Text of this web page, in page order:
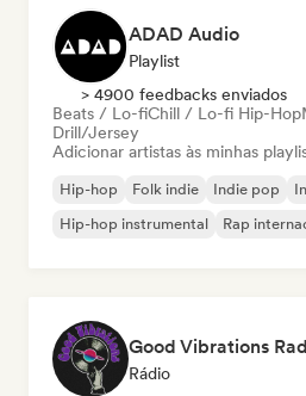
ADAD Audio
Playlist
> 4900 feedbacks enviados
Beats / Lo-fiChill / Lo-fi Hip-Hop
Drill/Jersey
Adicionar artistas às minhas
Hip-hop Folk indie Indie pop
Hip-hop instrumental
Rap
Good Vibrations
Rádio